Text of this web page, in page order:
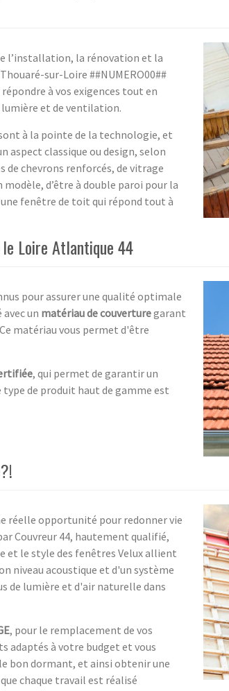
l’installation, la rénovation et la
sur-Loire ##NUMERO00##
à vos exigences tout en
et de ventilation.
à la pointe de la technologie, et
aspect classique ou design, selon
chevrons renforcés, de vitrage
d’être à double paroi pour la
fenêtre de toit qui répond tout à
Loire Atlantique 44
pour assurer une qualité optimale
un matériau de couverturegarant
matériau vous permet d'être
, qui permet de garantir un
de produit haut de gamme est
réelle opportunité pour redonner vie
Couvreur 44, hautement qualifié,
et le style des fenêtres Velux allient
niveau acoustique et d'un système
de lumière et d'air naturelle dans
, pour le remplacement de vos
adaptés à votre budget et vous
bon dormant, et ainsi obtenir une
chaque travail est réalisé